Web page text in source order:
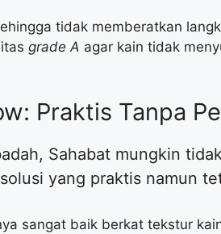
tidak memberatkan
grade A agar kain tidak
Praktis Tanpa
Sahabat mungkin
yang praktis namun
sangat baik berkat tekstur